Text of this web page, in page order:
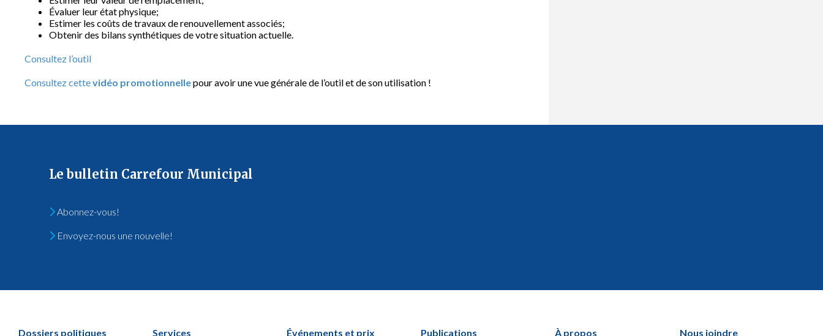
Évaluer leur état physique;
Estimer les coûts de travaux de renouvellement associés;
Obtenir des bilans synthétiques de votre situation actuelle.
Consultez l’outil
Consultez cettevidéo promotionnellepour avoir une vue générale de l’outil et de son utilisation !
Le bulletin Carrefour Municipal
Abonnez-vous!
Envoyez-nous une nouvelle!
Dossiers politiques Services Événements et prix Publications À propos Nous joindre